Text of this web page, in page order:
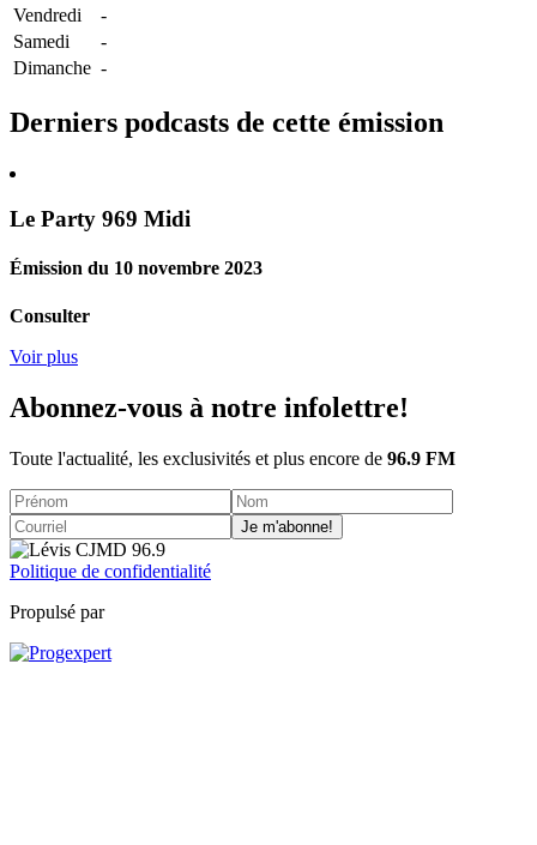
Vendredi
-
Samedi
-
Dimanche -
Derniers podcasts de cette émission
Le Party 969 Midi
Émission du 10 novembre 2023
Consulter
Voir plus
Abonnez-vous à notre infolettre!
Toute l'actualité, les exclusivités et plus encore de 96.9 FM
Je m'abonne!
Politique de confidentialité
Propulsé par